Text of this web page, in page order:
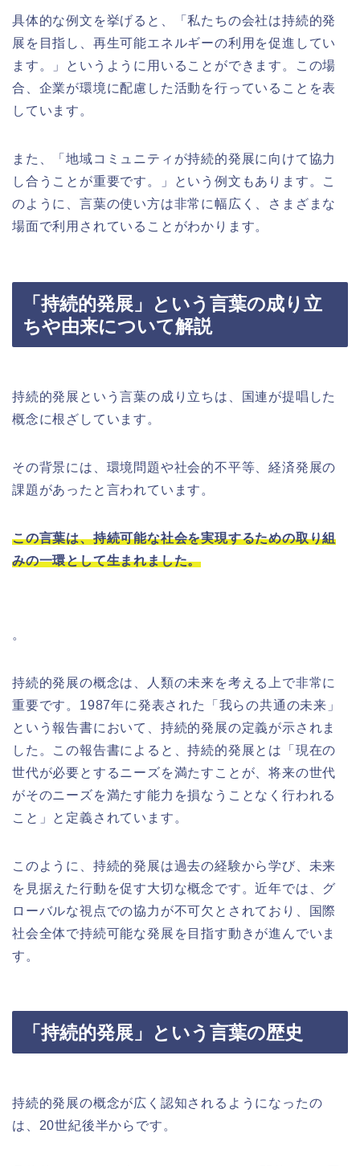
具体的な例文を挙げると、「私たちの会社は持続的発
展を目指し、再生可能エネルギーの利用を促進してい
ます。」というように用いることができます。この場
合、企業が環境に配慮した活動を行っていることを表
しています。
また、「地域コミュニティが持続的発展に向けて協力
し合うことが重要です。」という例文もあります。こ
のように、言葉の使い方は非常に幅広く、さまざまな
場面で利用されていることがわかります。
「持続的発展」という言葉の成り立
ちや由来について解説
持続的発展という言葉の成り立ちは、国連が提唱した
概念に根ざしています。
その背景には、環境問題や社会的不平等、経済発展の
課題があったと言われています。
この言葉は、持続可能な社会を実現するための取り組
みの一環として生まれました。
。
持続的発展の概念は、人類の未来を考える上で非常に
重要です。1987年に発表された「我らの共通の未来」
という報告書において、持続的発展の定義が示されま
した。この報告書によると、持続的発展とは「現在の
世代が必要とするニーズを満たすことが、将来の世代
がそのニーズを満たす能力を損なうことなく行われる
こと」と定義されています。
このように、持続的発展は過去の経験から学び、未来
を見据えた行動を促す大切な概念です。近年では、グ
ローバルな視点での協力が不可欠とされており、国際
社会全体で持続可能な発展を目指す動きが進んでいま
す。
「持続的発展」という言葉の歴史
持続的発展の概念が広く認知されるようになったの
は、20世紀後半からです。